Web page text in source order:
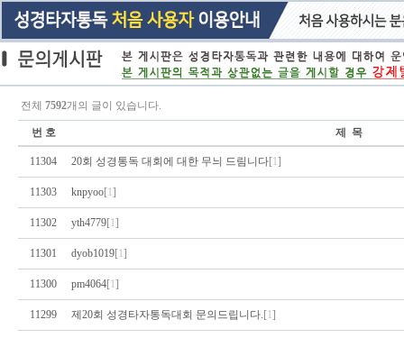
전체 7592개의 글이 있습니다.
번 호 제 목
11304 20회 성경통독 대회에 대한 무늬 드림니다[1]
11303 knpyoo[1]
11302 yth4779[1]
11301 dyob1019[1]
11300 pm4064[1]
11299 제20회 성경타자통독대회 문의드립니다. [1]